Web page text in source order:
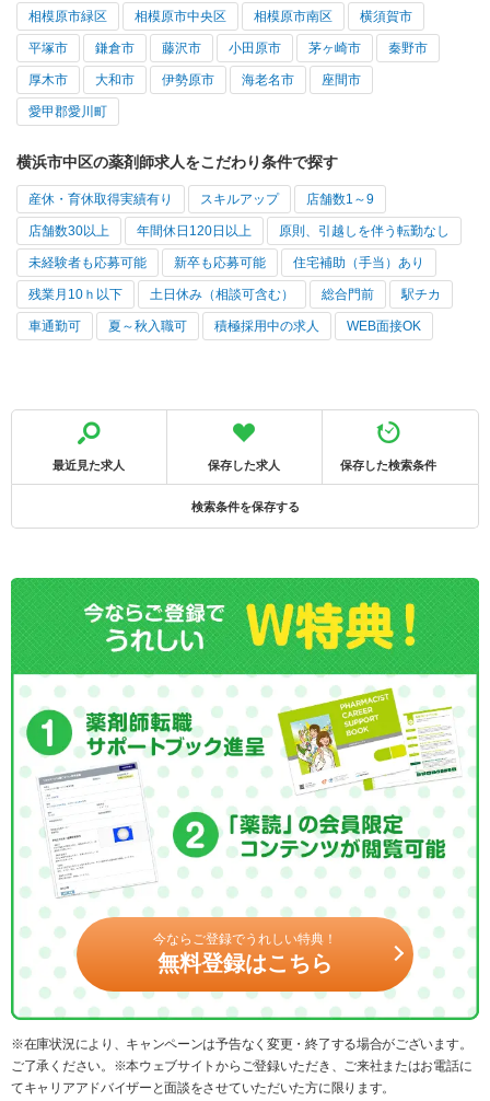
相模原市緑区 相模原市中央区 相模原市南区 横須賀市
平塚市 鎌倉市 藤沢市 小田原市 茅ヶ崎市 秦野市
厚木市 大和市 伊勢原市 海老名市 座間市
愛甲郡愛川町
横浜市中区の薬剤師求人をこだわり条件で探す
産休・育休取得実績有り スキルアップ 店舗数1～9
店舗数30以上 年間休日120日以上 原則、引越しを伴う転勤なし
未経験者も応募可能 新卒も応募可能 住宅補助（手当）あり
残業月10ｈ以下 土日休み（相談可含む） 総合門前 駅チカ
車通勤可 夏～秋入職可 積極採用中の求人 WEB面接OK
最近見た求人 保存した求人 保存した検索条件
検索条件を保存する
今ならご登録でうれしい特典！
無料登録はこちら
※在庫状況により、キャンペーンは予告なく変更・終了する場合がございます。
ご了承ください。※本ウェブサイトからご登録いただき、ご来社またはお電話に
てキャリアアドバイザーと面談をさせていただいた方に限ります。